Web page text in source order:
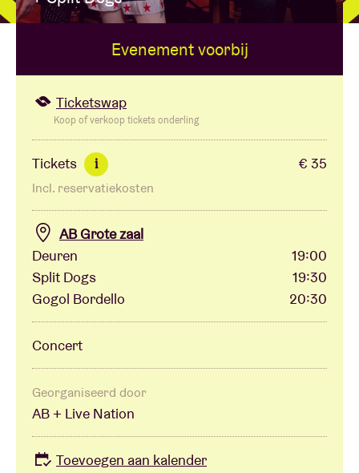
BRDCST
Concertcheque
Over AB
Contact
Evenement voorbij
Ticketswap
Koop of verkoop tickets onderling
Tickets i € 35
Incl. reservatiekosten
AB Grote zaal
Deuren
19:00
Split Dogs
19:30
Gogol Bordello
20:30
Concert
Georganiseerd door
AB + Live Nation
Toevoegen aan kalender